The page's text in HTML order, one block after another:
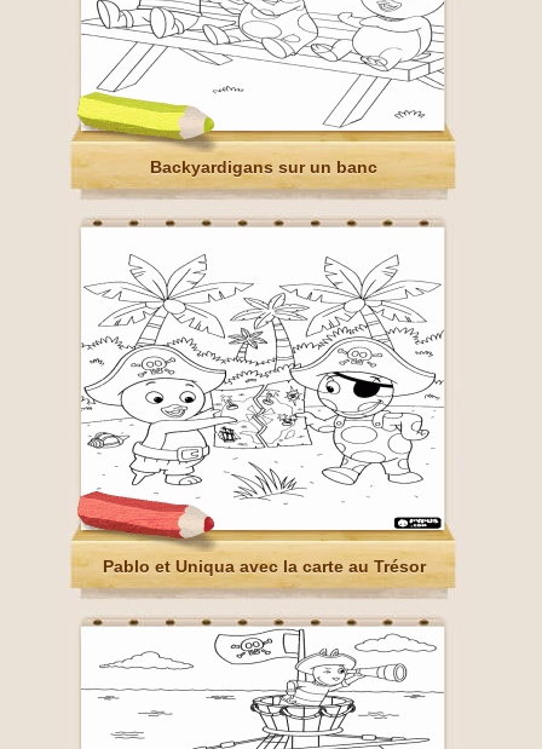
Backyardigans sur un banc
Pablo et Uniqua avec la carte au Trésor